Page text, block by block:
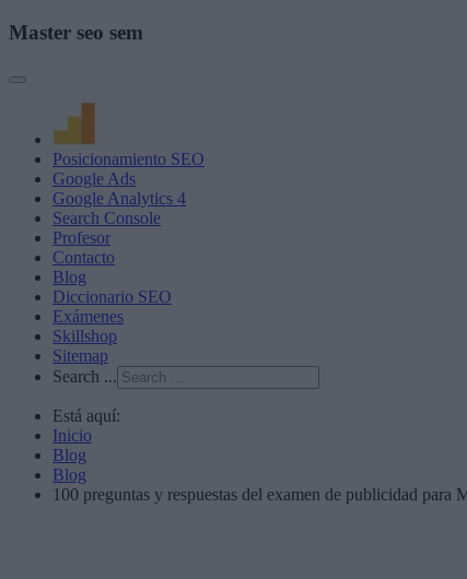
Master seo sem
Posicionamiento SEO
Google Ads
Google Analytics 4
Search Console
Profesor
Contacto
Blog
Diccionario SEO
Exámenes
Skillshop
Sitemap
Search ...
Está aquí:
Inicio
Blog
Blog
100 preguntas y respuestas del examen de publicidad para